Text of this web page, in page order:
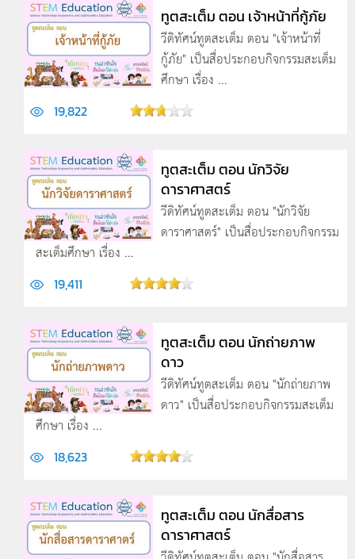
ทูตสะเต็ม ตอน เจ้าหน้าที่กู้ภัย
วีดิทัศน์ทูตสะเต็ม ตอน "เจ้าหน้าที่
กู้ภัย" เป็นสื่อประกอบกิจกรรมสะเต็ม
ศึกษา เรื่อง ...
19,822
ทูตสะเต็ม ตอน นักวิจัย
ดาราศาสตร์
วีดิทัศน์ทูตสะเต็ม ตอน "นักวิจัย
ดาราศาสตร์" เป็นสื่อประกอบกิจกรรม
สะเต็มศึกษา เรื่อง ...
19,411
ทูตสะเต็ม ตอน นักถ่ายภาพ
ดาว
วีดิทัศน์ทูตสะเต็ม ตอน "นักถ่ายภาพ
ดาว" เป็นสื่อประกอบกิจกรรมสะเต็ม
ศึกษา เรื่อง ...
18,623
ทูตสะเต็ม ตอน นักสื่อสาร
ดาราศาสตร์